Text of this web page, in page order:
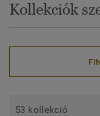
Kollekciók
53 kollekció